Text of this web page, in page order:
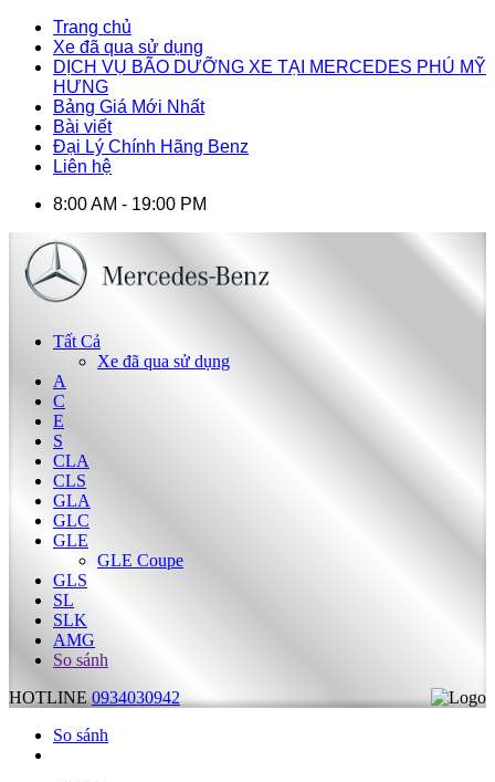
Trang chủ
Xe đã qua sử dụng
DỊCH VỤ BÃO DƯỠNG XE TẠI MERCEDES PHÚ MỸ
HƯNG
Bảng Giá Mới Nhất
Bài viết
Đại Lý Chính Hãng Benz
Liên hệ
8:00 AM - 19:00 PM
Tất Cả
Xe đã qua sử dụng
A
C
E
S
CLA
CLS
GLA
GLC
GLE
GLE Coupe
GLS
SL
SLK
AMG
So sánh
HOTLINE 0934030942
So sánh